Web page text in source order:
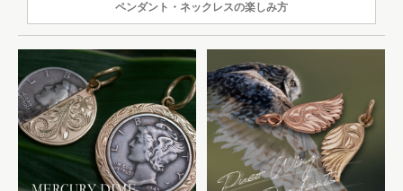
ペンダント・ネックレスの楽しみ方